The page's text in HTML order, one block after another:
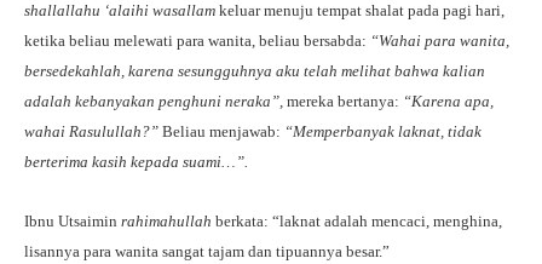
shallallahu ‘alaihi wasallam keluar menuju tempat shalat pada pagi hari,
ketika beliau melewati para wanita, beliau bersabda: “Wahai para wanita,
bersedekahlah, karena sesungguhnya aku telah melihat bahwa kalian
adalah kebanyakan penghuni neraka”, mereka bertanya: “Karena apa,
wahai Rasulullah?” Beliau menjawab: “Memperbanyak laknat, tidak
berterima kasih kepada suami…”.
Ibnu Utsaimin rahimahullah berkata: “laknat adalah mencaci, menghina,
lisannya para wanita sangat tajam dan tipuannya besar.”